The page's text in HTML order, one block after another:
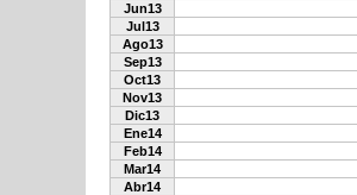
Jun13
Jul13
Ago13
Sep13
Oct13
Nov13
Dic13
Ene14
Feb14
Mar14
Abr14